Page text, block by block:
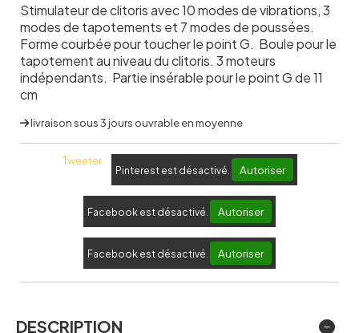
Stimulateur de clitoris avec 10 modes de vibrations, 3
modes de tapotements et 7 modes de poussées.
Forme courbée pour toucher le point G. Boule pour le
tapotement au niveau du clitoris. 3 moteurs
indépendants. Partie insérable pour le point G de 11
cm
livraison sous 3 jours ouvrable en moyenne
Tweeter
Pinterest est désactivé. Autoriser
Facebook est désactivé. Autoriser
Facebook est désactivé. Autoriser
DESCRIPTION